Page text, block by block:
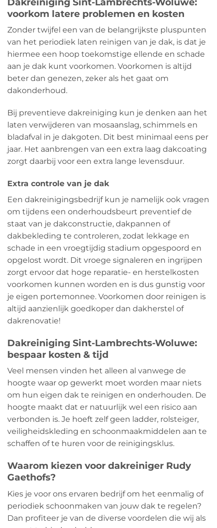
voorkom latere problemen en kosten
Zonder twijfel een van de belangrijkste pluspunten
van het periodiek laten reinigen van je dak, is dat je
hiermee een hoop toekomstige ellende en schade
aan je dak kunt voorkomen. Voorkomen is altijd
beter dan genezen, zeker als het gaat om
dakonderhoud.
Bij preventieve dakreiniging kun je denken aan het
laten verwijderen van mosaanslag, schimmels en
bladafval in je dakgoten. Dit best minimaal eens per
jaar. Het aanbrengen van een extra laag dakcoating
zorgt daarbij voor een extra lange levensduur.
Extra controle van je dak
Een dakreinigingsbedrijf kun je namelijk ook vragen
om tijdens een onderhoudsbeurt preventief de
staat van je dakconstructie, dakpannen of
dakbekleding te controleren, zodat lekkage en
schade in een vroegtijdig stadium opgespoord en
opgelost wordt. Dit vroege signaleren en ingrijpen
zorgt ervoor dat hoge reparatie- en herstelkosten
voorkomen kunnen worden en is dus gunstig voor
je eigen portemonnee. Voorkomen door reinigen is
altijd aanzienlijk goedkoper dan dakherstel of
dakrenovatie!
Dakreiniging Sint-Lambrechts-Woluwe:
bespaar kosten & tijd
Veel mensen vinden het alleen al vanwege de
hoogte waar op gewerkt moet worden maar niets
om hun eigen dak te reinigen en onderhouden. De
hoogte maakt dat er natuurlijk wel een risico aan
verbonden is. Je hoeft zelf geen ladder, rolsteiger,
veiligheidskleding en schoonmaakmiddelen aan te
schaffen of te huren voor de reinigingsklus.
Waarom kiezen voor dakreiniger Rudy
Gaethofs?
Kies je voor ons ervaren bedrijf om het eenmalig of
periodiek schoonmaken van jouw dak te regelen?
Dan profiteer je van de diverse voordelen die wij als